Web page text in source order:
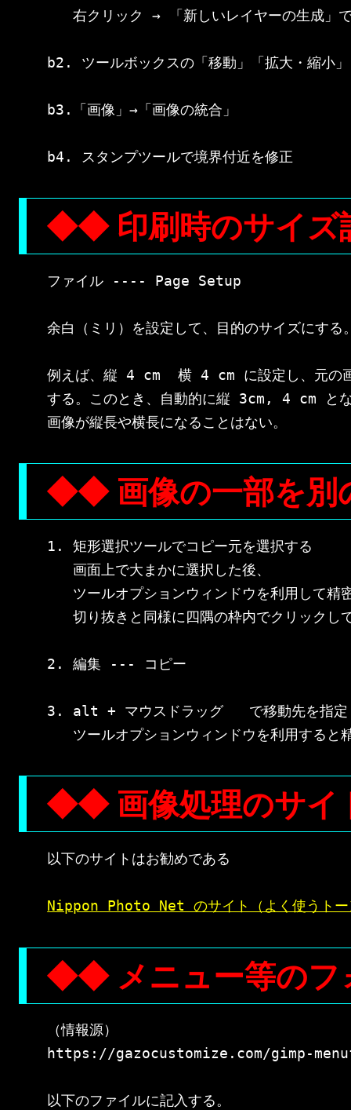
右クリック → 「新しいレイヤーの生成」
b2. ツールボックスの「移動」「拡大・縮小
b3.「画像」→「画像の統合」
◆◆ 印刷時のサイ
ファイル ---- Page Setup
余白（ミリ）を設定して、目的のサイズにする
例えば、縦 4 cm  横 4 cm に設定し、元
する。このとき、自動的に縦 3cm, 4 cm と
◆◆ 画像の一部を別
1. 矩形選択ツールでコピー元を選択する
   画面上で大まかに選択した後、
ツールオプションウィンドウを利用して精
切り抜きと同様に四隅の枠内でクリックし
2. 編集 --- コピー
3. alt + マウスドラッグ   で移動先を指定
◆◆ 画像処理のサ
以下のサイトはお勧めである
Nippon Photo Net のサイト（よく使うトー
◆◆ メニュー等の
（情報源）
https://gazocustomize.com/gimp-
以下のファイルに記入する。